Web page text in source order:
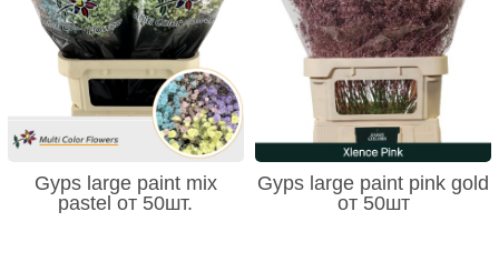
Gyps large paint mix
pastel от 50шт.
Gyps large paint pink gold
от 50шт